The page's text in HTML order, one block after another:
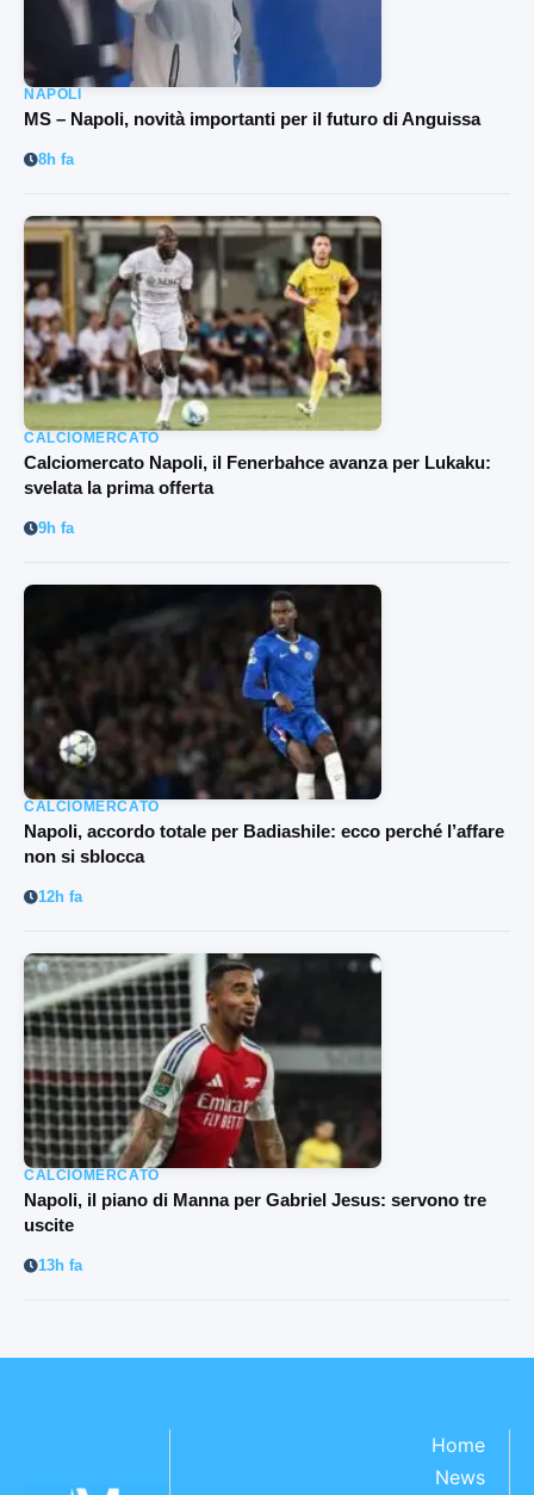
NAPOLI
MS – Napoli, novità importanti per il futuro di Anguissa
8h fa
CALCIOMERCATO
Calciomercato Napoli, il Fenerbahce avanza per Lukaku:
svelata la prima offerta
9h fa
CALCIOMERCATO
Napoli, accordo totale per Badiashile: ecco perché l’affare
non si sblocca
12h fa
CALCIOMERCATO
Napoli, il piano di Manna per Gabriel Jesus: servono tre
uscite
13h fa
Home
News